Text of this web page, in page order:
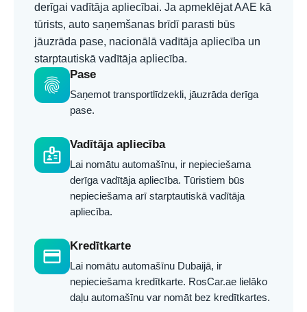
derīgai vadītāja apliecībai. Ja apmeklējat AAE kā
tūrists, auto saņemšanas brīdī parasti būs
jāuzrāda pase, nacionālā vadītāja apliecība un
starptautiskā vadītāja apliecība.
fingerprint
Pase
Saņemot transportlīdzekli, jāuzrāda derīga
pase.
badge
Vadītāja apliecība
Lai nomātu automašīnu, ir nepieciešama
derīga vadītāja apliecība. Tūristiem būs
nepieciešama arī starptautiskā vadītāja
apliecība.
credit_card
Kredītkarte
Lai nomātu automašīnu Dubaijā, ir
nepieciešama kredītkarte. RosCar.ae lielāko
daļu automašīnu var nomāt bez kredītkartes.